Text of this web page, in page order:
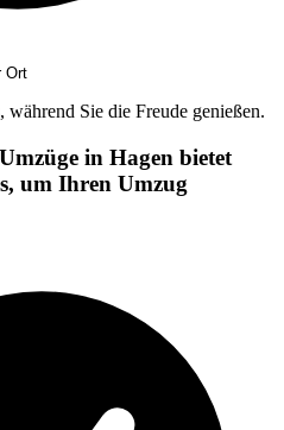
Ort
Sie die Freude genießen.
in Hagen bietet
um Ihren Umzug